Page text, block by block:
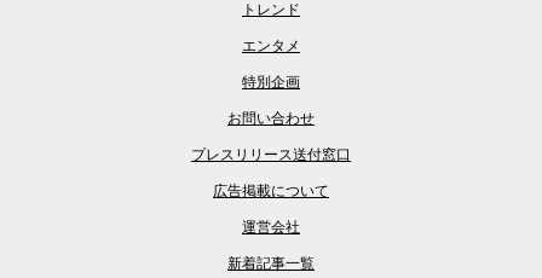
トレンド
エンタメ
特別企画
お問い合わせ
プレスリリース送付窓口
広告掲載について
運営会社
新着記事一覧